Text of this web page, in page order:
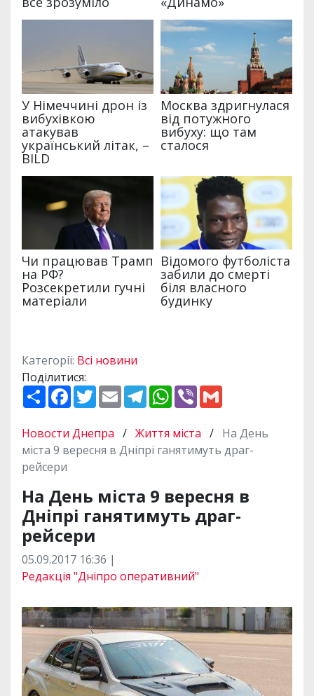
Категорії: Всі новини
Поділитися:
П
о
р
и
т
и
F
a
b
o
o
T
w
t
e
r
E
m
l
T
e
g
r
a
W
h
s
A
p
V
r l
Новости Днепра / Життя міста / На День
міста 9 вересня в Дніпрі ганятимуть драг-
рейсери
На День міста 9 вересня в
Дніпрі ганятимуть драг-
рейсери
05.09.2017 16:36 |
Редакція "Дніпро оперативний"